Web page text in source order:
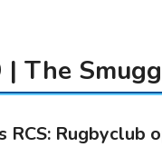
The
RCS: Rugbyclub